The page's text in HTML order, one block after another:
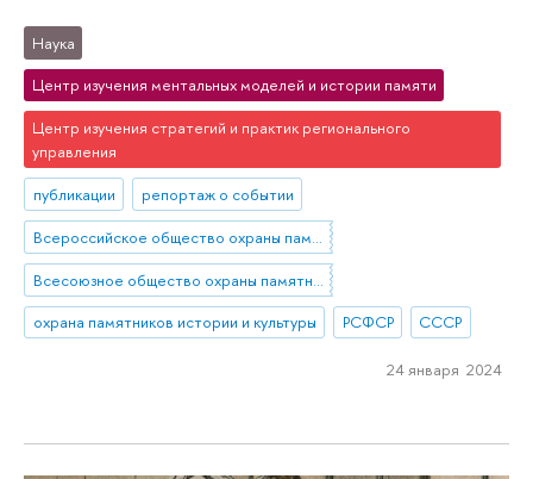
Наука
Центр изучения ментальных моделей и истории памяти
Центр изучения стратегий и практик регионального
управления
публикации
репортаж о событии
Всероссийское общество охраны памятников истории и культуры (ВООПИиК)
Всесоюзное общество охраны памятников
охрана памятников истории и культуры
РСФСР СССР
24 января 2024